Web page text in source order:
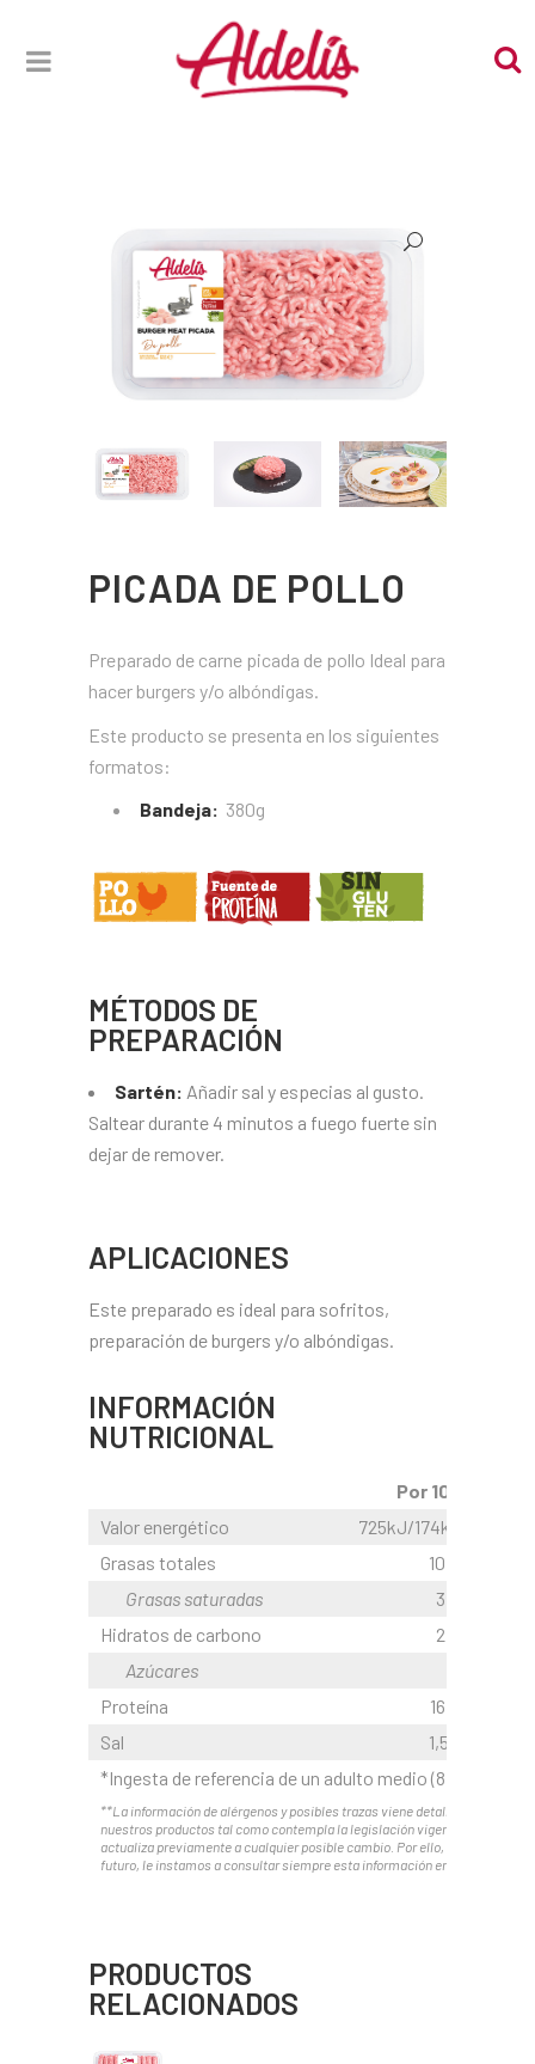
PICADA DE POLLO
Preparado de carne picada de pollo Ideal para
hacer burgers y/o albóndigas.
Este producto se presenta en los siguientes
formatos:
Bandeja: 380g
MÉTODOS DE
PREPARACIÓN
Sartén: Añadir sal y especias al gusto.
Saltear durante 4 minutos a fuego fuerte sin
dejar de remover.
APLICACIONES
Este preparado es ideal para sofritos,
preparación de burgers y/o albóndigas.
INFORMACIÓN
NUTRICIONAL
Por 100g
Valor energético
725kJ/174kcal
Grasas totales
10,9 g
Grasas saturadas
3,3 g
Hidratos de carbono
2,0 g
Azúcares
Proteína
16,5 g
Sal
1,50 g
*Ingesta de referencia de un adulto medio (8.400 kJ/
**La información de alérgenos y posibles trazas viene detallada en el
nuestros productos tal como contempla la legislación vigente. Esta
actualiza previamente a cualquier posible cambio. Por ello, y ante
futuro, le instamos a consultar siempre esta información en el envase.
PRODUCTOS
RELACIONADOS